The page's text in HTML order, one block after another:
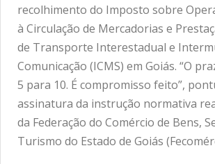
recolhimento do Imposto sobre
à Circulação de Mercadorias e
de Transporte Interestadual e
Comunicação (ICMS) em Goiás. “O
5 para 10. É compromisso feito”,
assinatura da instrução normativa
da Federação do Comércio de Bens,
Turismo do Estado de Goiás